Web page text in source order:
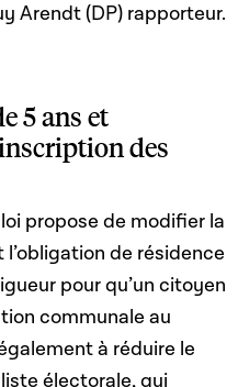
Arendt (DP) rapporteur.
5 ans et
des
propose de modifier la
de résidence
pour qu’un citoyen
communale au
à réduire le
électorale, qui